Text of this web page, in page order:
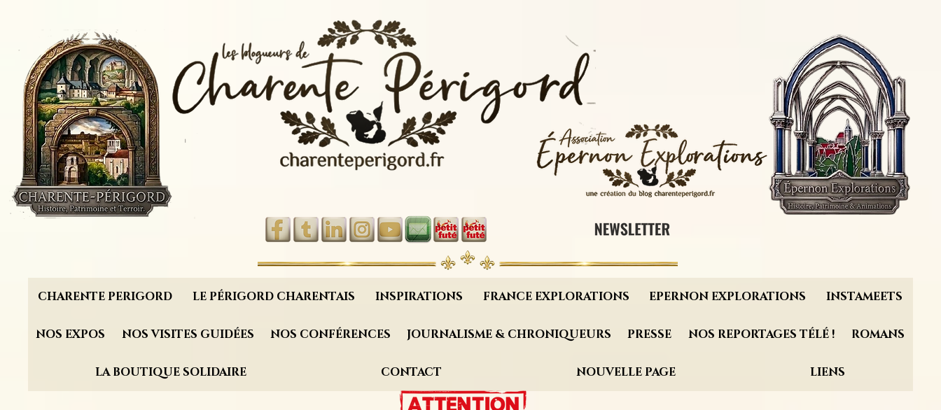
CHARENTE PERIGORD LE PÉRIGORD CHARENTAIS INSPIRATIONS FRANCE EXPLORATIONS EPERNON EXPLORATIONS INSTAMEETS
NOS EXPOS NOS VISITES GUIDÉES NOS CONFÉRENCES JOURNALISME & CHRONIQUEURS PRESSE NOS REPORTAGES TÉLÉ ! ROMANS
LA BOUTIQUE SOLIDAIRE CONTACT NOUVELLE PAGE LIENS